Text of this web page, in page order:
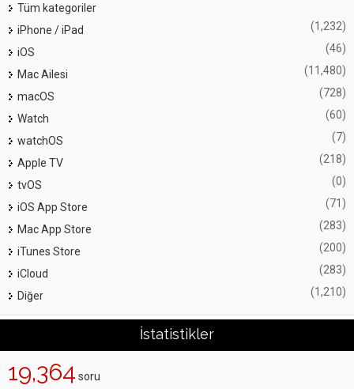
Tüm kategoriler
iPhone / iPad
(1,232)
iOS (46)
Mac Ailesi (11,480)
macOS (728)
Watch (60)
watchOS (7)
Apple TV (218)
tvOS (0)
iOS App Store (71)
Mac App Store (283)
iTunes Store (200)
iCloud (283)
Diğer (1,210)
İstatistikler
19,364 soru